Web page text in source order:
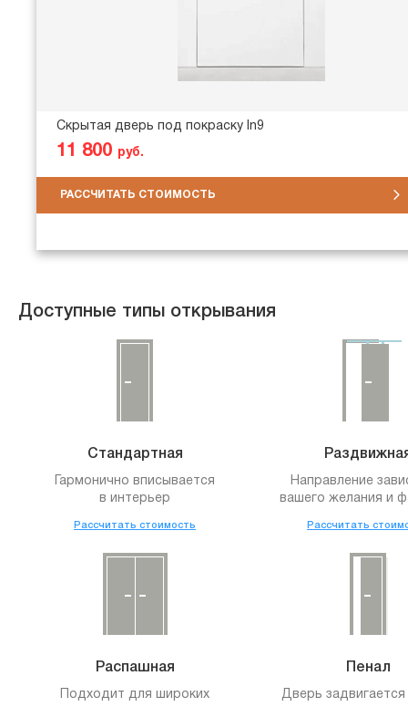
Скрытая дверь под покраску In9
11 800 руб.
РАССЧИТАТЬ СТОИМОСТЬ
Доступные типы открывания
Стандартная
Гармонично вписывается
в интерьер
Рассчитать стоимость
Направление
вашего желания и
Рассчитать
Распашная
Подходит для широких
Пенал
Дверь задвигается